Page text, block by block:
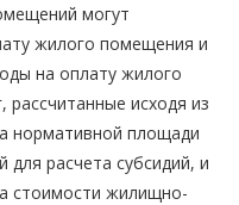
могут
жилого помещения и
на оплату жилого
исходя из
нормативной площади
расчета субсидий, и
стоимости жилищно-